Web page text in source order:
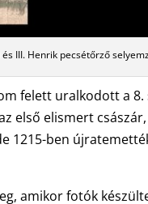
III. Henrik pecsétőrző
felett uralkodott a
első elismert
1215-ben
amikor fotók